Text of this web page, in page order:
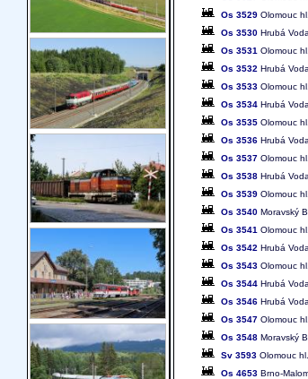
Os 3529 Olomouc
Os 3530 Hrubá
Os 3531 Olomouc
Os 3532 Hrubá
Os 3533 Olomouc
Os 3534 Hrubá
Os 3535 Olomouc
Os 3536 Hrubá
Os 3537 Olomouc
Os 3538 Hrubá
Os 3539 Olomouc
Os 3540 Moravský
Os 3541 Olomouc
Os 3542 Hrubá
Os 3543 Olomouc
Os 3544 Hrubá
Os 3546 Hrubá
Os 3547 Olomouc
Os 3548 Moravský
Sv 3593 Olomouc
Os 4653 Brno-